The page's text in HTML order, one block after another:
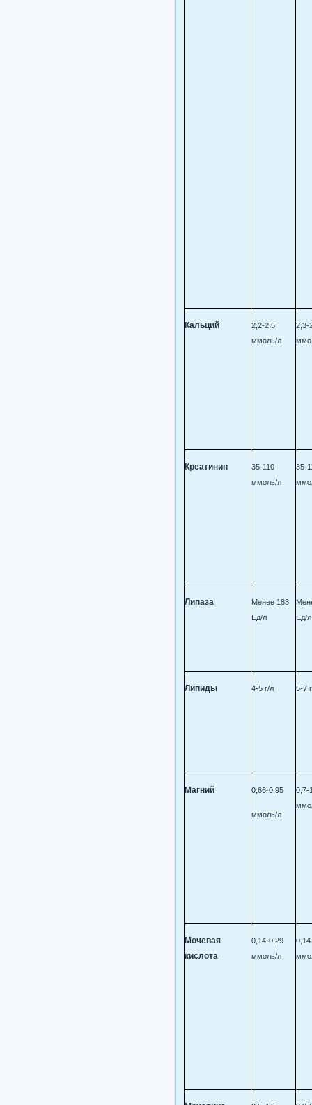
Кальций
2,2-2,5
ммоль/л
2,3-
Креатинин
35-110
ммоль/л
35-
Липаза
Менее 183
Ед/л
Ед/л
Липиды 4-5 г/л 5-7
Магний 0,66-0,95
ммоль/л
0,7-
Мочевая
кислота
0,14-0,29
ммоль/л